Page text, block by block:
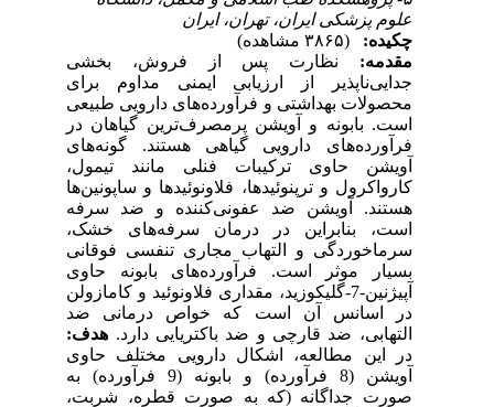
علوم پزشکی ایران، تهران، ایران
چکیده:
(۳۸۶۵ مشاهده)
مقدمه:نظارت پس از فروش، بخشی
جدایی‌ناپذیر از ارزیابی ایمنی مداوم برای
محصولات بهداشتی و فرآورده‌های دارویی طبیعی
است. بابونه و آویشن پرمصرف‌ترین گیاهان در
فرآورده‌های دارویی گیاهی هستند. گونه‌های
آویشن حاوی ترکیبات فنلی مانند تیمول،
کارواکرول و ترپنوئیدها، فلاونوئیدها و ساپونین‌ها
هستند. آویشن ضد عفونی‌کننده و ضد سرفه
است، بنابراین در درمان سرفه‌های خشک،
سرماخوردگی و التهاب مجاری تنفسی فوقانی
بسیار موثر است. فرآورده‌های بابونه حاوی
آپیژنین-7-گلیکوزید، مقداری فلاونوئید و کامازولن
در اسانس آن است که خواص درمانی ضد
التهابی، ضد قارچی و ضد باکتریایی دارد.هدف:
در این مطالعه، اشکال دارویی مختلف حاوی
آویشن (8 فرآورده) و بابونه (9 فرآورده) به
صورت جداگانه (که به صورت قطره، شربت،